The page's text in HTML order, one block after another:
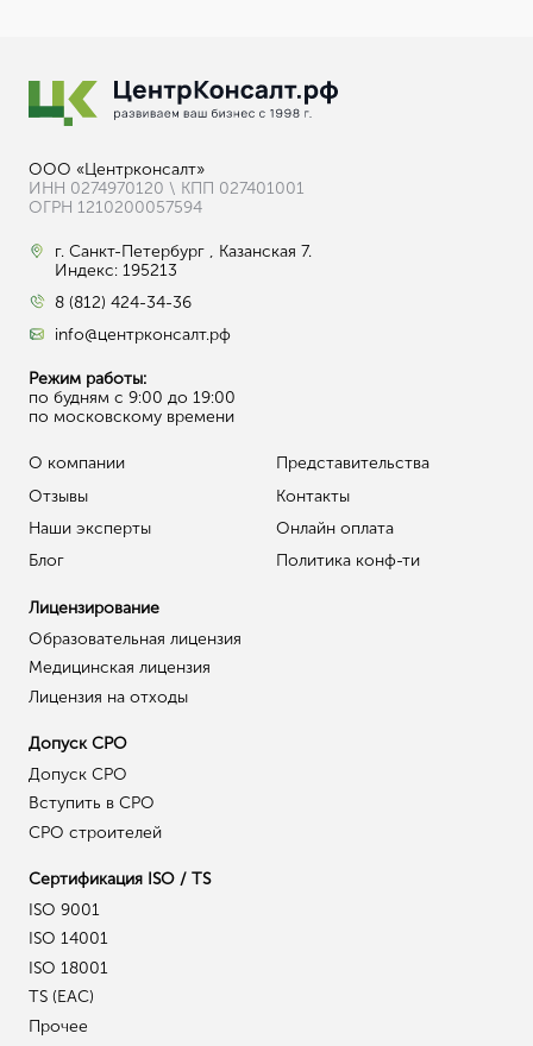
ООО «Центрконсалт»
ИНН 0274970120 \ КПП 027401001
ОГРН 1210200057594
г. Санкт-Петербург , Казанская 7.
Индекс: 195213
8 (812) 424-34-36
info@центрконсалт.рф
Режим работы:
по будням с 9:00 до 19:00
по московскому времени
О компании
Отзывы
Наши эксперты
Блог
Представительства
Контакты
Онлайн оплата
Политика конф-ти
Лицензирование
Образовательная лицензия
Медицинская лицензия
Лицензия на отходы
Допуск СРО
Допуск СРО
Вступить в СРО
СРО строителей
Сертификация ISO / TS
ISO 9001
ISO 14001
ISO 18001
TS (EAC)
Прочее